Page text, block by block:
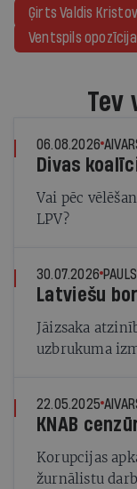
Ģirts Valdis
Ventspils
Tev
06.08.2026
Divas
Vai pēc
LPV?
30.07.2026
Latviešu
Jāizsaka
uzbrukuma
22.05.2025
KNAB
Korupcijas
žurnālistu